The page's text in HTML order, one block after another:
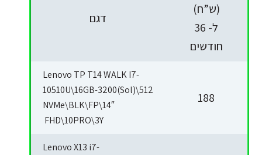
(ש”ח)
ל- 36
חודשים
דגם
188
Lenovo TP T14 WALK I7-
10510U\16GB-3200(Sol)\512
NVMe\BLK\FP\14″
FHD\10PRO\3Y
Lenovo X13 i7-